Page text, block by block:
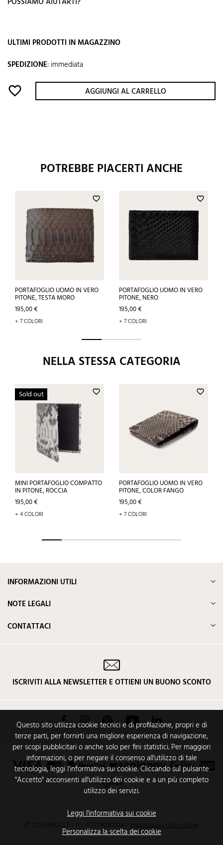
ULTIMI PRODOTTI IN MAGAZZINO
SPEDIZIONE: immediata
favorite_border AGGIUNGI AL CARRELLO
POTREBBE PIACERTI ANCHE
favorite_border
PORTAFOGLIO UOMO IN VERO
PITONE, TESTA MORO
Prezzo
195,00 €
+ 7 COLORI
favorite_border
PORTAFOGLIO UOMO IN VERO
PITONE, NERO
Prezzo
195,00 €
+ 7 COLORI
NELLA STESSA CATEGORIA
favorite_border
Sold out
MINI PORTAFOGLIO COMPATTO
IN PITONE, ROCCIA
Prezzo
195,00 €
+ 4 COLORI
favorite_border
PORTAFOGLIO UOMO IN VERO
PITONE, COLOR FANGO
Prezzo
195,00 €
+ 7 COLORI
Questo sito utilizza cookie tecnici e di profilazione, propri e di
terze parti, per fornirti una migliore esperienza di navigazione,
per scopi pubblicitari o anche solo per fini statistici. Per maggiori
informazioni, o per negare il consenso all'utilizzo di tale
tecnologia, leggi l'informativa sui cookie. Cliccando sul pulsante
"Accetto" acconsenti all'utilizzo dei cookie e a un più completo
utilizzo dei servizi.
Leggi l'informativa sui cookie
Personalizza la scelta dei cookie
INFORMAZIONI UTILI
NOTE LEGALI
CONTATTACI
ISCRIVITI ALLA NEWSLETTER E OTTIENI UN BUONO SCONTO
FacebookInstagramPinterest YouTube
© 2026 BRUCLE - P. I. 02774030924 Impostazioni dei cookie